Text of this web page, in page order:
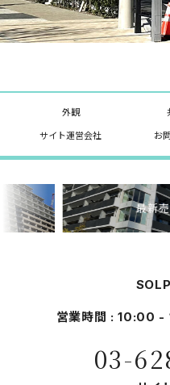
外観
サイト運営会社 お
最新
営業時間 : 10:00 -
03-